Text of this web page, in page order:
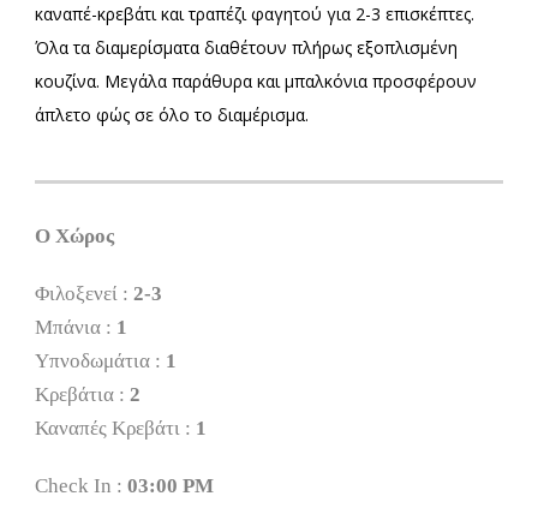
καναπέ-κρεβάτι και τραπέζι φαγητού για 2-3 επισκέπτες.
Όλα τα διαμερίσματα διαθέτουν πλήρως εξοπλισμένη
κουζίνα. Μεγάλα παράθυρα και μπαλκόνια προσφέρουν
άπλετο φώς σε όλο το διαμέρισμα.
Ο Χώρος
Φιλοξενεί : 2-3
Μπάνια : 1
Υπνοδωμάτια : 1
Κρεβάτια : 2
Καναπές Κρεβάτι : 1
Check In : 03:00 PM